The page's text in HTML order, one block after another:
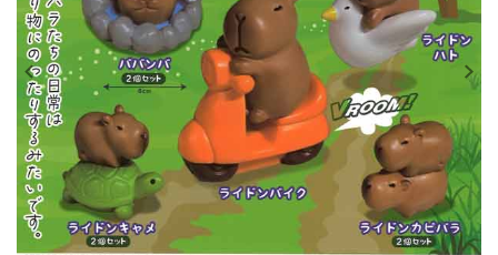
カプセルトイ
販促用空カプセル
レンタル
景品・玩具・文具
販促用カプセルトイ